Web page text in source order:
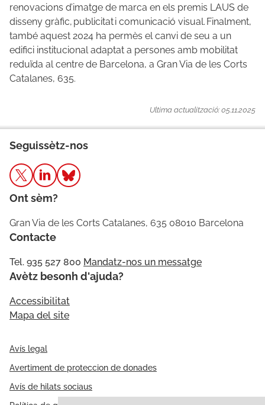
renovacions d’imatge de marca en els premis LAUS de
disseny gràfic, publicitat i comunicació visual. Finalment,
també aquest 2024 ha permès el canvi de seu a un
edifici institucional adaptat a persones amb mobilitat
reduïda al centre de Barcelona, a Gran Via de les Corts
Catalanes, 635.
Ultima actualització: 05.11.2025
Seguissètz-nos
Ont sèm?
Gran Via de les Corts Catalanes, 635 08010 Barcelona
Contacte
Tel. 935 527 800 Mandatz-nos un messatge
Avètz besonh d'ajuda?
Accessibilitat
Mapa del site
Avís legal
Avertiment de proteccion de donades
Avís de hilats sociaus